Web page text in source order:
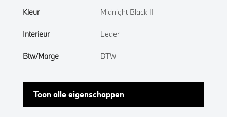
Kleur Midnight Black II
Interieur Leder
Btw/Marge BTW
Toon alle eigenschappen